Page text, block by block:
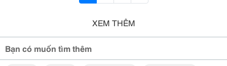
XEM THÊM
Bạn có muốn tìm thêm